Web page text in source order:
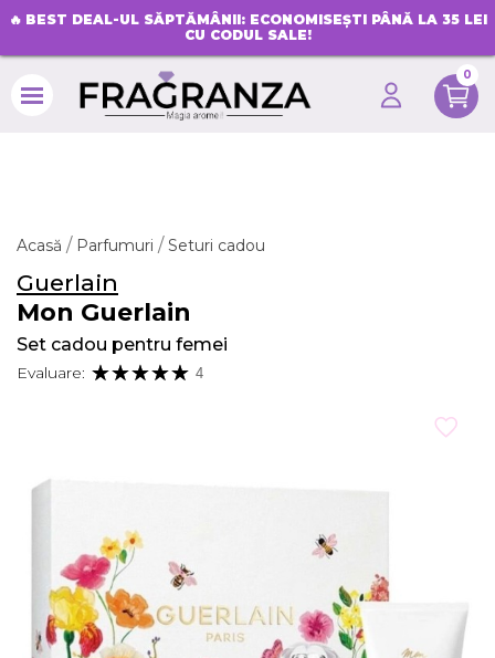
🔥 BEST DEAL-UL SĂPTĂMÂNII: ECONOMISEȘTI PÂNĂ LA 35 LEI
CU CODUL SALE!
0
Acasă Parfumuri Seturi cadou
Guerlain
Mon Guerlain
Set cadou pentru femei
Evaluare: 4